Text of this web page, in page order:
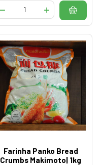
Farinha Panko Bread
Crumbs Makimoto| 1kg